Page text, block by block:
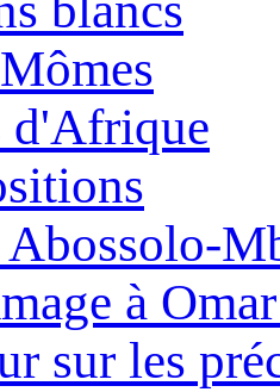
d'Afrique
à
sur les